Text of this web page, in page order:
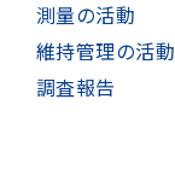
測量の活動
維持管理の活動
調査報告